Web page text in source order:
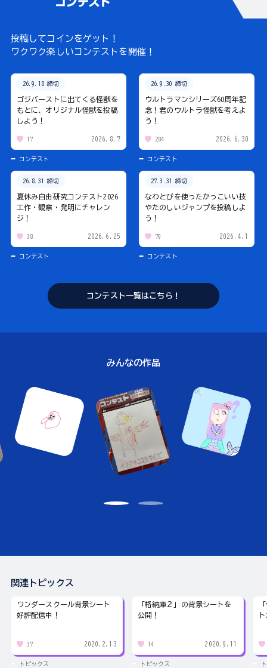
投稿してコインをゲット！
ワクワク楽しいコンテストを開催！
26.9.18 締切
ゴジバーストに出てくる怪獣を
もとに、オリジナル怪獣を投稿
しよう！
17 2026.8.7
コンテスト
26.9.30 締切
ウルトラマンシリーズ60周年記
念！君のウルトラ怪獣を考えよ
う！
284 2026.6.30
コンテスト
26.8.31 締切
夏休み自由研究コンテスト2026
工作・観察・発明にチャレン
ジ！
38 2026.6.25
コンテスト
27.3.31 締切
なわとびを使ったかっこいい技
やたのしいジャンプを投稿しよ
う！
79 2026.4.1
コンテスト
コンテスト一覧はこちら！
みんなの作品
関連トピックス
ワンダースクール背景シート
好評配信中！
37 2020.2.13
トピックス
「格納庫２」の背景シートを
公開！
14 2020.9.11
トピックス